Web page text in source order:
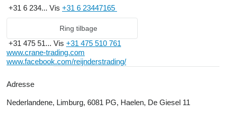
+31 6 234... Vis +31 6 23447165
Ring tilbage
+31 475 51... Vis +31 475 510 761
www.crane-trading.com
www.facebook.com/reijnderstrading/
Adresse
Nederlandene, Limburg, 6081 PG, Haelen, De Giesel 11